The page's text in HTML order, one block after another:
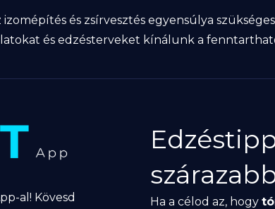
és zsírvesztés egyensúlya
és edzésterveket kínálunk a
al! Kövesd
Ha a célod az, hogy